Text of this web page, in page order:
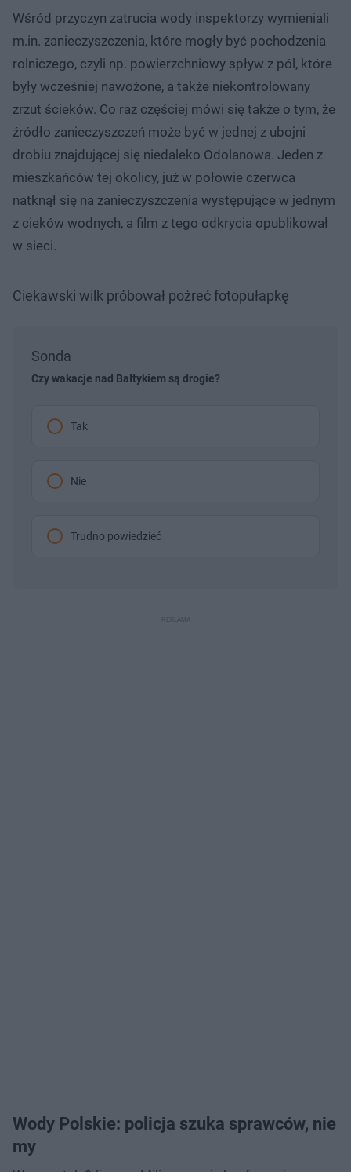
Wśród przyczyn zatrucia wody inspektorzy wymieniali
m.in. zanieczyszczenia, które mogły być pochodzenia
rolniczego, czyli np. powierzchniowy spływ z pól, które
były wcześniej nawożone, a także niekontrolowany
zrzut ścieków. Co raz częściej mówi się także o tym, że
źródło zanieczyszczeń może być w jednej z ubojni
drobiu znajdującej się niedaleko Odolanowa. Jeden z
mieszkańców tej okolicy, już w połowie czerwca
natknął się na zanieczyszczenia występujące w jednym
z cieków wodnych, a film z tego odkrycia opublikował
w sieci.
Ciekawski wilk próbował pożreć fotopułapkę
Sonda
Czy wakacje nad Bałtykiem są drogie?
Tak
Nie
Trudno powiedzieć
Wody Polskie: policja szuka sprawców, nie
my